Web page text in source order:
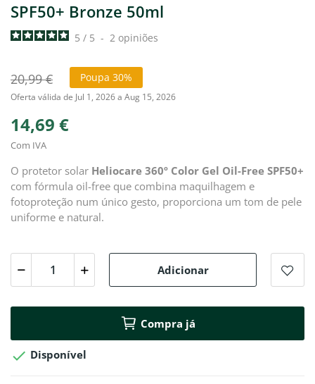
SPF50+ Bronze 50ml
5 / 5 - 2 opiniões
20,99 € Poupa 30%
Oferta válida de Jul 1, 2026 a Aug 15, 2026
14,69 €
Com IVA
O protetor solar Heliocare 360º Color Gel Oil-Free SPF50+
com fórmula oil-free que combina maquilhagem e
fotoproteção num único gesto, proporciona um tom de pele
uniforme e natural.
Adicionar
Compra já
 Disponível